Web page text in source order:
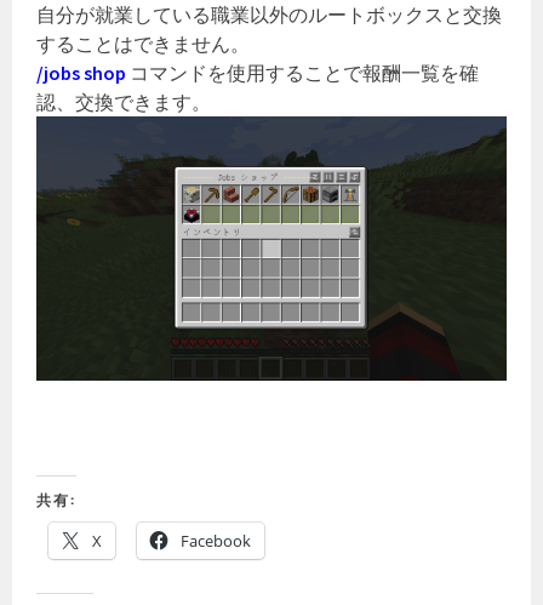
自分が就業している職業以外のルートボックスと交換
することはできません。
/jobs shop コマンドを使用することで報酬一覧を確
認、交換できます。
共有:
X Facebook